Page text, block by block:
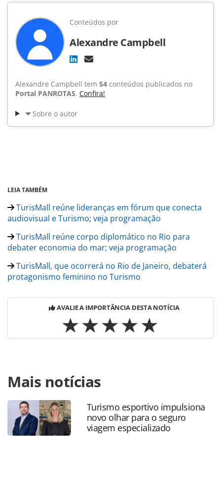
Conteúdos por
Alexandre Campbell
Alexandre Campbell tem 54 conteúdos publicados no
Portal PANROTAS. Confira!
Sobre o autor
LEIA TAMBÉM
TurisMall reúne lideranças em fórum que conecta
audiovisual e Turismo; veja programação
TurisMall reúne corpo diplomático no Rio para
debater economia do mar; veja programação
TurisMall, que ocorrerá no Rio de Janeiro, debaterá
protagonismo feminino no Turismo
AVALIE A IMPORTÂNCIA DESTA NOTÍCIA
https://www.panrotas.com.br/mercado/encontros/2026/
estreia-no-rio-em-busca-de-protagonismo-em-turismo-e-
inovacao_226675.html ou as ferramentas oferecidas na
página. Todo o conteúdo produzido pela PANROTAS
Editora é protegido pela legislação brasileira sobre direito
autoral. Não reproduza o conteúdo sem autorização da
Mais notícias
Turismo esportivo impulsiona
novo olhar para o seguro
viagem especializado